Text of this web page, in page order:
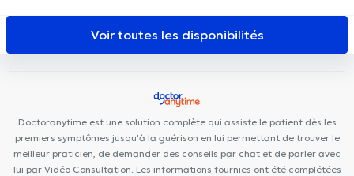
Arsenal Clinic
Aesthetics Clinic
Uperform Etterbeek
Centre Médical Place de l'Amitié
Centre Médical du Chant
d'Oiseau
Voir toutes les disponibilités
Doctoranytime est une solution complète qui assiste le patient dès les
premiers symptômes jusqu'à la guérison en lui permettant de trouver le
meilleur praticien, de demander des conseils par chat et de parler avec
lui par Vidéo Consultation. Les informations fournies ont été complétées